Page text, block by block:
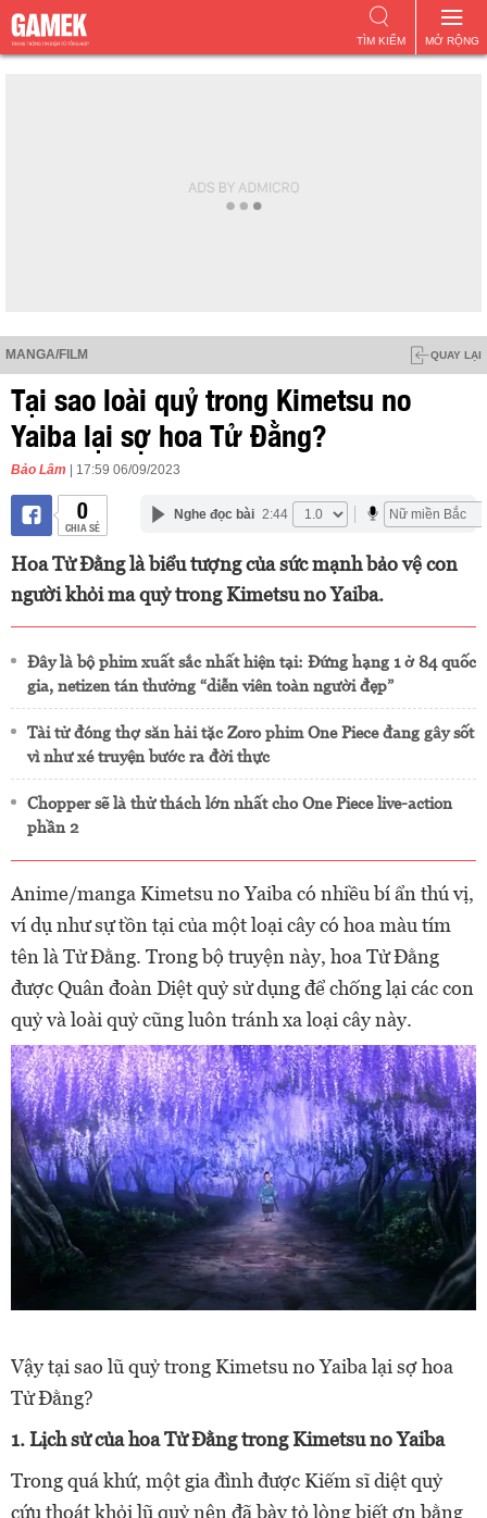
MỞ RỘNG
TÌM KIẾM
MANGA/FILM QUAY LẠI
Tại sao loài quỷ trong Kimetsu no
Yaiba lại sợ hoa Tử Đằng?
Bảo Lâm | 17:59 06/09/2023
0
CHIA SẺ
Nghe đọc bài 2:44
Hoa Tử Đằng là biểu tượng của sức mạnh bảo vệ con
người khỏi ma quỷ trong Kimetsu no Yaiba.
Đây là bộ phim xuất sắc nhất hiện tại: Đứng hạng 1 ở 84 quốc
gia, netizen tán thưởng “diễn viên toàn người đẹp”
Tài tử đóng thợ săn hải tặc Zoro phim One Piece đang gây sốt
vì như xé truyện bước ra đời thực
Chopper sẽ là thử thách lớn nhất cho One Piece live-action
phần 2
Anime/manga Kimetsu no Yaiba có nhiều bí ẩn thú vị,
ví dụ như sự tồn tại của một loại cây có hoa màu tím
tên là Tử Đằng. Trong bộ truyện này, hoa Tử Đằng
được Quân đoàn Diệt quỷ sử dụng để chống lại các con
quỷ và loài quỷ cũng luôn tránh xa loại cây này.
Vậy tại sao lũ quỷ trong Kimetsu no Yaiba lại sợ hoa
Tử Đằng?
1. Lịch sử của hoa Tử Đằng trong Kimetsu no Yaiba
Trong quá khứ, một gia đình được Kiếm sĩ diệt quỷ
cứu thoát khỏi lũ quỷ nên đã bày tỏ lòng biết ơn bằng